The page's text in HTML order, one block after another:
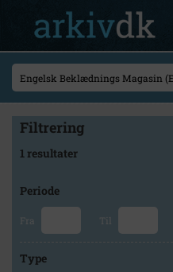
Filtrering
1 resultater
Periode
Fra Til
Type